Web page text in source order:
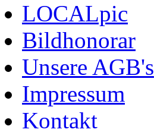
LOCALpic
Bildhonorar
Unsere AGB's
Impressum
Kontakt